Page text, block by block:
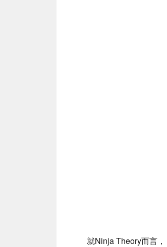
就Ninja Theory而言，